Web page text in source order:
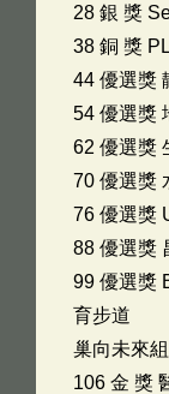
28 銀 獎
38 銅 獎
44 優選獎
54 優選獎
62 優選獎
70 優選獎
76 優選獎
88 優選獎
99 優選獎
育步道
巢向未來組
106 金 獎